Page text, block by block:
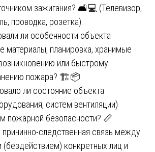
зажигания? 🛋️💻 (Телевизор,
проводка, розетка).
ли особенности объекта
материалы, планировка, хранимые
или быстрому
пожара? 🏗️📦
ли состояние объекта
систем вентиляции)
пожарной безопасности? 📏
следственная связь между
(бездействием) конкретных лиц и